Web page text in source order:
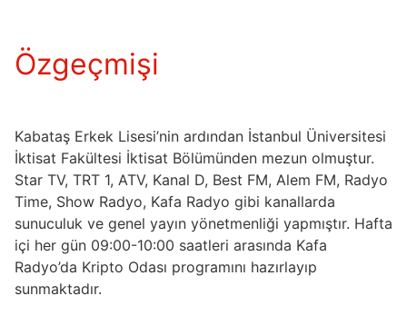
Özgeçmişi
Kabataş Erkek Lisesi’nin ardından İstanbul Üniversitesi
İktisat Fakültesi İktisat Bölümünden mezun olmuştur.
Star TV, TRT 1, ATV, Kanal D, Best FM, Alem FM, Radyo
Time, Show Radyo, Kafa Radyo gibi kanallarda
sunuculuk ve genel yayın yönetmenliği yapmıştır. Hafta
içi her gün 09:00-10:00 saatleri arasında Kafa
Radyo’da Kripto Odası programını hazırlayıp
sunmaktadır.